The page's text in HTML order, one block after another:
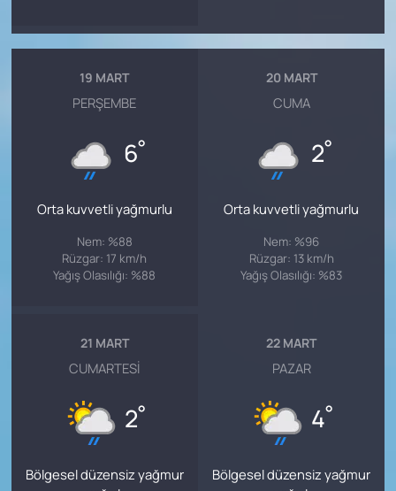
19 MART
PERŞEMBE
6°
Orta kuvvetli yağmurlu
Nem: %88
Rüzgar: 17 km/h
Yağış Olasılığı: %88
20 MART
CUMA
2°
Orta kuvvetli yağmurlu
Nem: %96
Rüzgar: 13 km/h
Yağış Olasılığı: %83
21 MART
CUMARTESI
2°
Bölgesel düzensiz yağmur
22 MART
PAZAR
4°
Bölgesel düzensiz yağmur